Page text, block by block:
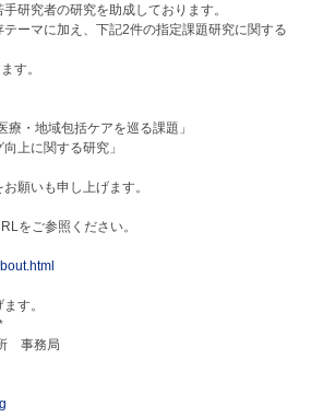
研究者の研究を助成しております。
ーマに加え、下記2件の指定課題研究に関する
す。
・地域包括ケアを巡る課題」
上に関する研究」
願いも申し上げます。
をご参照ください。
out.html
す。
事務局